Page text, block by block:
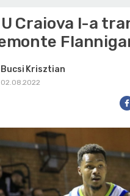
U Craiova l-a
Bucsi Krisztian
02.08.2022